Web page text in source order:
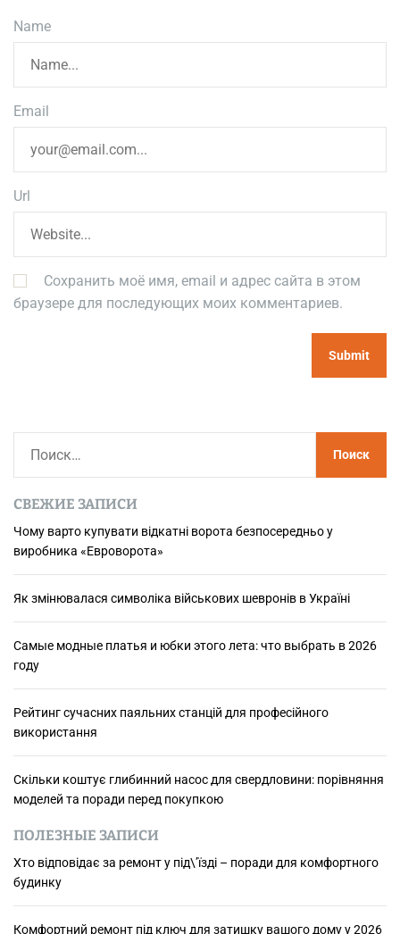
Name
Email
Url
Сохранить моё имя, email и адрес сайта в этом
браузере для последующих моих комментариев.
т
и
:
СВЕЖИЕ ЗАПИСИ
Чому варто купувати відкатні ворота безпосередньо у
виробника «Евроворота»
Як змінювалася символіка військових шевронів в Україні
Самые модные платья и юбки этого лета: что выбрать в 2026
году
Рейтинг сучасних паяльних станцій для професійного
використання
Скільки коштує глибинний насос для свердловини: порівняння
моделей та поради перед покупкою
ПОЛЕЗНЫЕ ЗАПИСИ
Хто відповідає за ремонт у під\’їзді – поради для комфортного
будинку
Комфортний ремонт під ключ для затишку вашого дому у 2026